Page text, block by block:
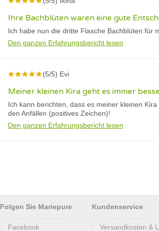
Ihre Bachblüten waren eine gute
Ich habe nun die dritte Flasche Bachblüten für
Den ganzen Erfahrungsbericht lesen
(5/5) Evi
Meiner kleinen Kira geht es immer
Ich kann berichten, dass es meiner kleinen
den Anfällen (positives Zeichen)!
Den ganzen Erfahrungsbericht lesen
Folgen Sie Mariepure
Facebook
Kundenservice
Versandkosten &